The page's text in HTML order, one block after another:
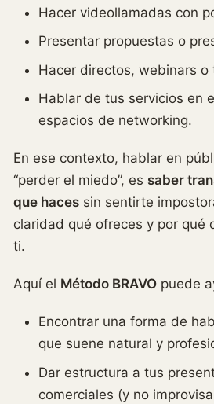
Hacer videollamadas con
Presentar propuestas o
Hacer directos, webinars o
Hablar de tus servicios en
espacios de networking.
En ese contexto, hablar en
“perder el miedo”, es saber
que haces sin sentirte
claridad qué ofreces y por qué
ti.
Aquí el Método BRAVO puede
Encontrar una forma de
que suene natural y
Dar estructura a tus
comerciales (y no